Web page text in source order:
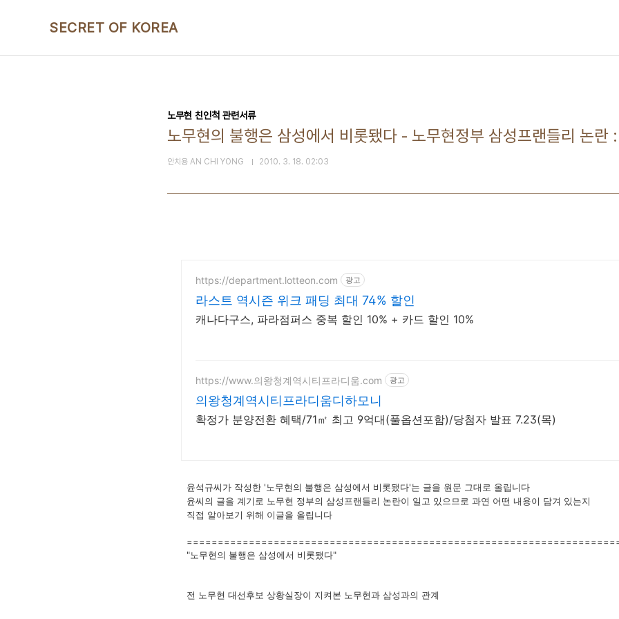
SECRET OF KOREA
노무현 친인척 관련서류
노무현의 불행은 삼성에서 비롯됐다 - 노무현정부 삼성프랜들리 논란
안치용 AN CHI YONG 2010. 3. 18. 02:03
https://department.lotteon.com 광고
라스트 역시즌 위크 패딩 최대 74% 할인
캐나다구스, 파라점퍼스 중복 할인 10% + 카드 할인 10%
https://www.의왕청계역시티프라디움.com 광고
의왕청계역시티프라디움디하모니
확정가 분양전환 혜택/71㎡ 최고 9억대(풀옵션포함)/당첨자 발표 7.23(목)
윤석규씨가 작성한 '노무현의 불행은 삼성에서 비롯됐다'는 글을 원문 그대로 올립니다
윤씨의 글을 계기로 노무현 정부의 삼성프랜들리 논란이 일고 있으므로 과연 어떤 내용이 담겨 있는지
직접 알아보기 위해 이글을 올립니다
"노무현의 불행은 삼성에서 비롯됐다"
전 노무현 대선후보 상황실장이 지켜본 노무현과 삼성과의 관계